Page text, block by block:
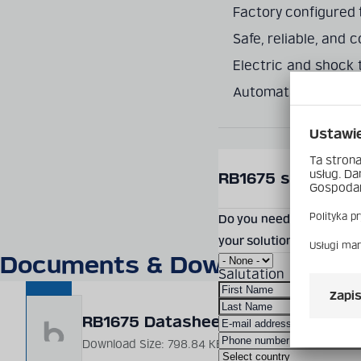
Factory configured
Safe, reliable, and
Electric and shock
Automatic disarm
SEND PRODUCT
RB1675
Do you need more
your solution? Feel free
Salutation
Documents & Downloads
RB1675 Datasheet
Download Size: 798.84 KB File Format: PDF